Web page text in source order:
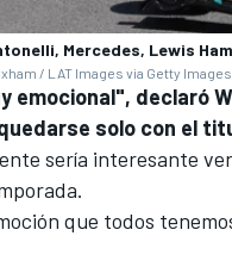
Mercedes, Lewis
/ LAT Images via Getty Images
emocional", declaró
solo con el
sería interesante
que todos